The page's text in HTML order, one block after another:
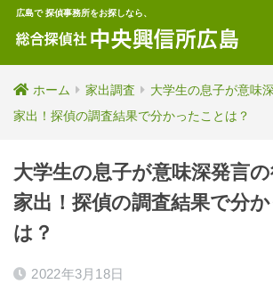
広島で 探偵事務所をお探しなら、
ホーム 家出調査
大学生の息子が意味
家出！探偵の調査結果で分かったことは？
大学生の息子が意味深発言
家出！探偵の調査結果で分
は？
2022年3月18日